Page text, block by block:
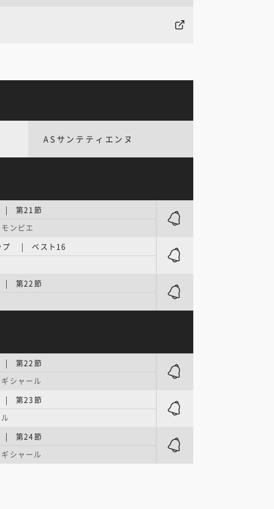
ASサンテティエンヌ
| 第21節
ンピエ
プ | ベスト16
| 第22節
| 第22節
シャール
| 第23節
| 第24節
シャール